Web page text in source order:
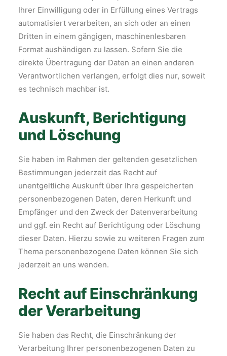
Ihrer Einwilligung oder in Erfüllung eines Vertrags
automatisiert verarbeiten, an sich oder an einen
Dritten in einem gängigen, maschinenlesbaren
Format aushändigen zu lassen. Sofern Sie die
direkte Übertragung der Daten an einen anderen
Verantwortlichen verlangen, erfolgt dies nur, soweit
es technisch machbar ist.
Auskunft, Berichtigung
und Löschung
Sie haben im Rahmen der geltenden gesetzlichen
Bestimmungen jederzeit das Recht auf
unentgeltliche Auskunft über Ihre gespeicherten
personenbezogenen Daten, deren Herkunft und
Empfänger und den Zweck der Datenverarbeitung
und ggf. ein Recht auf Berichtigung oder Löschung
dieser Daten. Hierzu sowie zu weiteren Fragen zum
Thema personenbezogene Daten können Sie sich
jederzeit an uns wenden.
Recht auf Einschränkung
der Verarbeitung
Sie haben das Recht, die Einschränkung der
Verarbeitung Ihrer personenbezogenen Daten zu